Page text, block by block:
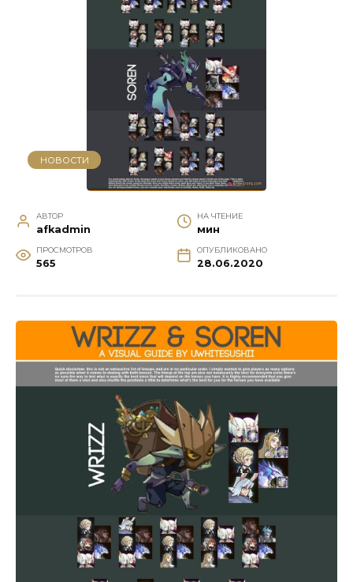
НОВОСТИ
АВТОР
afkadmin
НА ЧТЕНИЕ
мин
ПРОСМОТРОВ
565
ОПУБЛИКОВАНО
28.06.2020